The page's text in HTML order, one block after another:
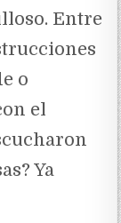
Entre
o
el
Ya